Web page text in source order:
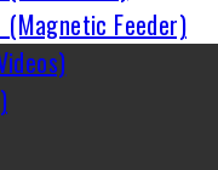
Feeder)